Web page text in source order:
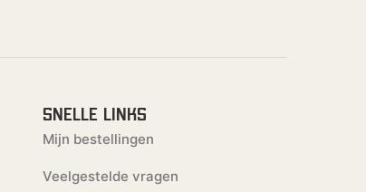
SNELLE LINKS
Mijn bestellingen
Veelgestelde vragen